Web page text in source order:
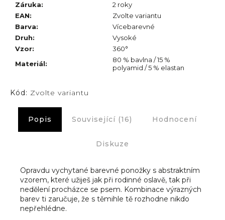
Záruka:
2 roky
EAN:
Zvolte variantu
Barva:
Vícebarevné
Druh:
Vysoké
Vzor:
360°
Materiál:
80 % bavlna / 15 %
polyamid / 5 % elastan
Kód: Zvolte variantu
Popis Související (16) Hodnocení
Diskuze
Opravdu vychytané barevné ponožky s abstraktním
vzorem, které užiješ jak při rodinné oslavě, tak při
nedělení procházce se psem. Kombinace výrazných
barev ti zaručuje, že s těmihle tě rozhodne nikdo
nepřehlédne.